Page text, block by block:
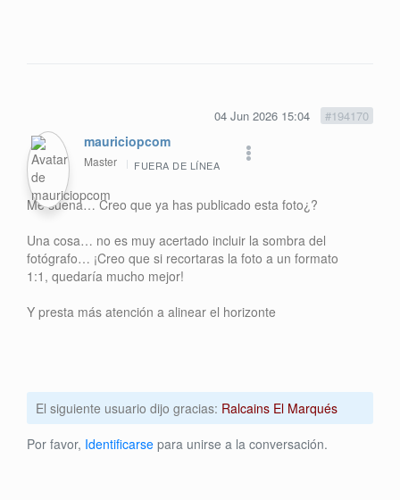
04 Jun 2026 15:04 #194170
mauriciopcom
Master FUERA DE LÍNEA
Me suena… Creo que ya has publicado esta foto¿?
Una cosa… no es muy acertado incluir la sombra del
fotógrafo… ¡Creo que si recortaras la foto a un formato
1:1, quedaría mucho mejor!
Y presta más atención a alinear el horizonte
El siguiente usuario dijo gracias: Ralcains El Marqués
Por favor, Identificarse para unirse a la conversación.